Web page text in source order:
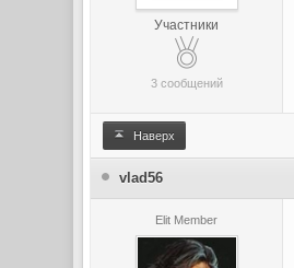
Участники
3 сообщений
Наверх
vlad56
Elit Member